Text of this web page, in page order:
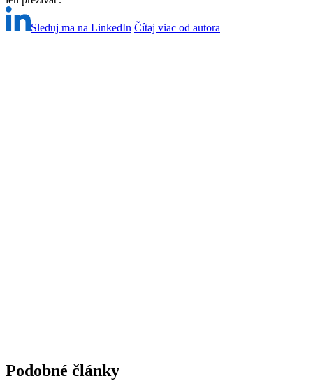
Sleduj ma na LinkedIn Čítaj viac od autora
Podobné články